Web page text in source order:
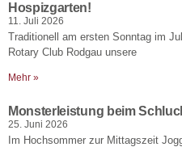
Hospizgarten!
11. Juli 2026
Traditionell am ersten Sonntag im
Rotary Club Rodgau unsere
Mehr »
Monsterleistung beim
25. Juni 2026
Im Hochsommer zur Mittagszeit